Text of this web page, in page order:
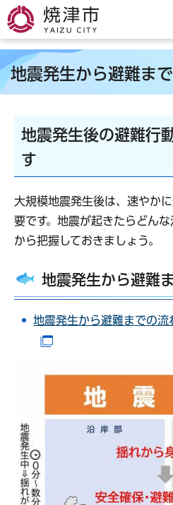
焼津市
地震発生から避難ま
地震発生後の避難行
す
大規模地震発生後は、速やか
要です。地震が起きたらどん
から把握しておきましょう。
地震発生から避難
地震発生から避難までの